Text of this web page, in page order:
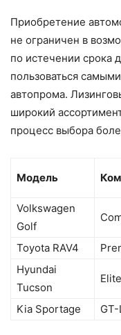
Приобретение
не ограничен в
по истечении срока
пользоваться
автопрома.
широкий
процесс выбора
Модель
Volkswagen
Golf
Toyota RAV4
Hyundai
Tucson
Elite
Kia Sportage